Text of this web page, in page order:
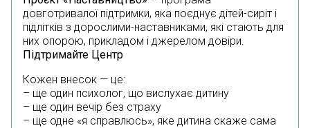
довготривалої підтримки, яка поєднує дітей-сиріт і
підлітків з дорослими-наставниками, які стають для
них опорою, прикладом і джерелом довіри.
Підтримайте Центр
Кожен внесок — це:
– ще один психолог, що вислухає дитину
– ще один вечір без страху
– ще одне «я справлюсь», яке дитина скаже сама